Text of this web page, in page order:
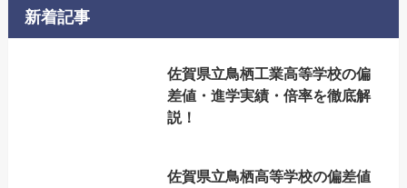
新着記事
佐賀県立鳥栖工業高等学校の偏
差値・進学実績・倍率を徹底解
説！
佐賀県立鳥栖高等学校の偏差値